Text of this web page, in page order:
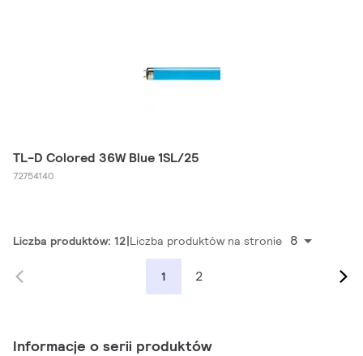
TL-D Colored 36W Blue 1SL/25
72754140
Liczba produktów: 12 Liczba produktów na stronie 8
1 2
Informacje o serii produktów